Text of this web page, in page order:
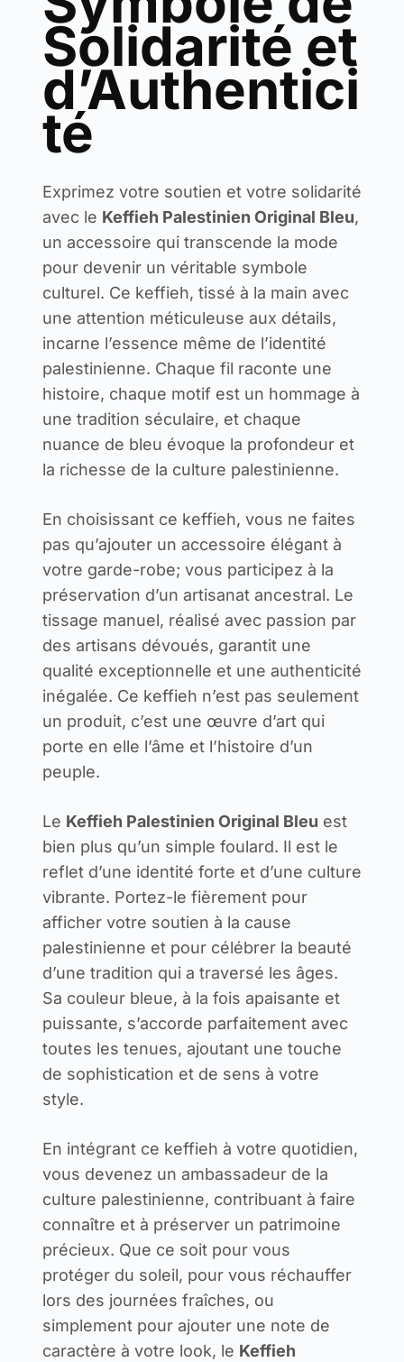
Solidarité et
d’Authentici
té
Exprimez votre soutien et votre solidarité
avec le Keffieh Palestinien Original Bleu,
un accessoire qui transcende la mode
pour devenir un véritable symbole
culturel. Ce keffieh, tissé à la main avec
une attention méticuleuse aux détails,
incarne l’essence même de l’identité
palestinienne. Chaque fil raconte une
histoire, chaque motif est un hommage à
une tradition séculaire, et chaque
nuance de bleu évoque la profondeur et
la richesse de la culture palestinienne.
En choisissant ce keffieh, vous ne faites
pas qu’ajouter un accessoire élégant à
votre garde-robe; vous participez à la
préservation d’un artisanat ancestral. Le
tissage manuel, réalisé avec passion par
des artisans dévoués, garantit une
qualité exceptionnelle et une authenticité
inégalée. Ce keffieh n’est pas seulement
un produit, c’est une œuvre d’art qui
porte en elle l’âme et l’histoire d’un
peuple.
Le Keffieh Palestinien Original Bleu est
bien plus qu’un simple foulard. Il est le
reflet d’une identité forte et d’une culture
vibrante. Portez-le fièrement pour
afficher votre soutien à la cause
palestinienne et pour célébrer la beauté
d’une tradition qui a traversé les âges.
Sa couleur bleue, à la fois apaisante et
puissante, s’accorde parfaitement avec
toutes les tenues, ajoutant une touche
de sophistication et de sens à votre
style.
En intégrant ce keffieh à votre quotidien,
vous devenez un ambassadeur de la
culture palestinienne, contribuant à faire
connaître et à préserver un patrimoine
précieux. Que ce soit pour vous
protéger du soleil, pour vous réchauffer
lors des journées fraîches, ou
simplement pour ajouter une note de
caractère à votre look, le Keffieh